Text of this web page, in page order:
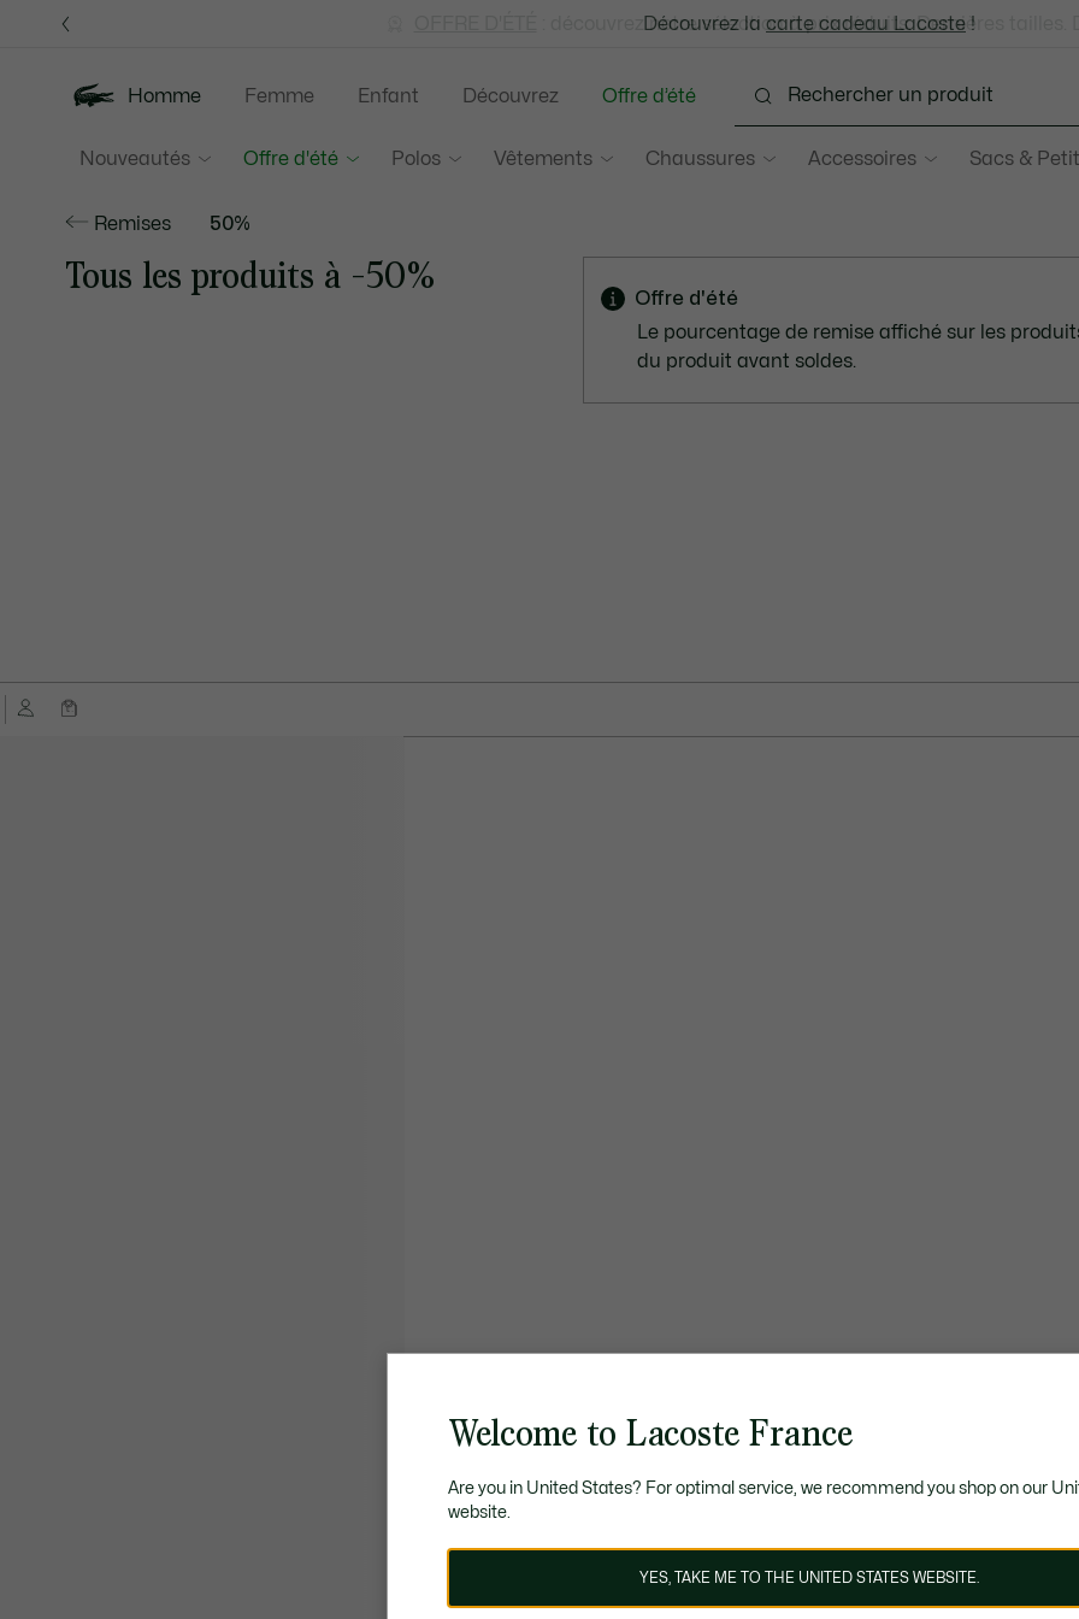
d’information
Découvrez la carte cadeau Lacoste !
Échanges gratuits sous 30 jours.*
: découvrez notre sélection à prix réduits. Dernières tailles.
Homme
Nouveautés Offre d'été Polos Vêtements Chaussures Accessoires Sacs &
Femme Enfant Découvrez Offre d’été
Remises 50%
Tous les produits à -50%
Offre d'été
Le pourcentage de remise affiché sur les
du produit avant soldes.
Welcome to Lacoste France
Are you in United States? For optimal service, we recommend you shop on our
website.
YES, TAKE ME TO THE UNITED STATES WEBSITE.